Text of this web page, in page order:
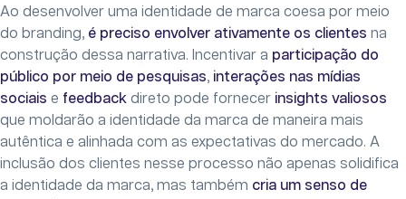
Ao desenvolver uma identidade de marca coesa por meio
do branding, é preciso envolver ativamente os clientes na
construção dessa narrativa. Incentivar a participação do
público por meio de pesquisas, interações nas mídias
sociais e feedback direto pode fornecer insights valiosos
que moldarão a identidade da marca de maneira mais
autêntica e alinhada com as expectativas do mercado. A
inclusão dos clientes nesse processo não apenas solidifica
a identidade da marca, mas também cria um senso de